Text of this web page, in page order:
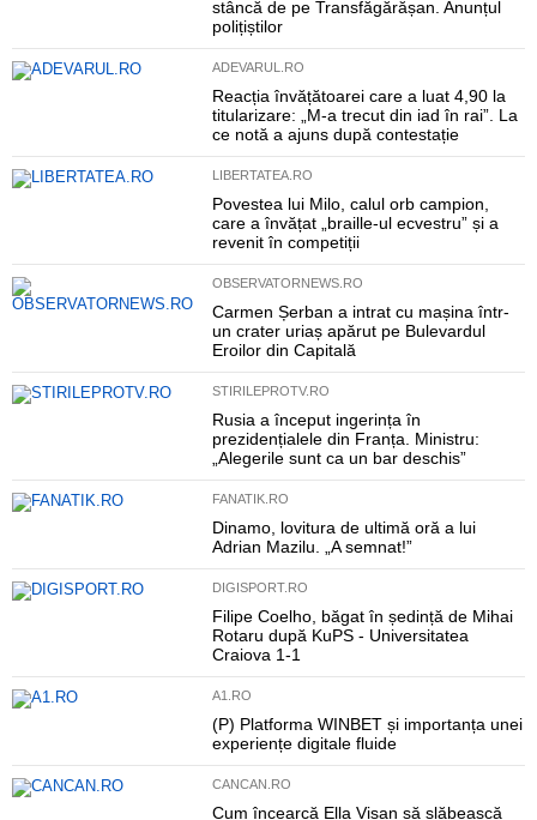
stâncă de pe Transfăgărășan. Anunțul
polițiștilor
ADEVARUL.RO
Reacția învățătoarei care a luat 4,90 la
titularizare: „M-a trecut din iad în rai”. La
ce notă a ajuns după contestație
LIBERTATEA.RO
Povestea lui Milo, calul orb campion,
care a învățat „braille-ul ecvestru” și a
revenit în competiții
OBSERVATORNEWS.RO
Carmen Șerban a intrat cu mașina într-
un crater uriaș apărut pe Bulevardul
Eroilor din Capitală
STIRILEPROTV.RO
Rusia a început ingerința în
prezidențialele din Franța. Ministru:
„Alegerile sunt ca un bar deschis”
FANATIK.RO
Dinamo, lovitura de ultimă oră a lui
Adrian Mazilu. „A semnat!”
DIGISPORT.RO
Filipe Coelho, băgat în ședință de Mihai
Rotaru după KuPS - Universitatea
Craiova 1-1
A1.RO
(P) Platforma WINBET și importanța unei
experiențe digitale fluide
CANCAN.RO
Cum încearcă Ella Vișan să slăbească